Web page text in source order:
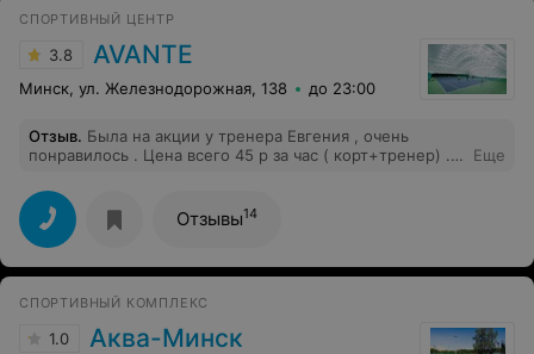
СПОРТИВНЫЙ ЦЕНТР
3.8 AVANTE
Минск, ул. Железнодорожная, 138 до 23:00
Отзыв. Была на акции у тренера Евгения , очень
понравилось . Цена всего 45 р за час ( корт+тренер) .
Еще
Отзывы14
СПОРТИВНЫЙ КОМПЛЕКС
1.0 Аква-Минск